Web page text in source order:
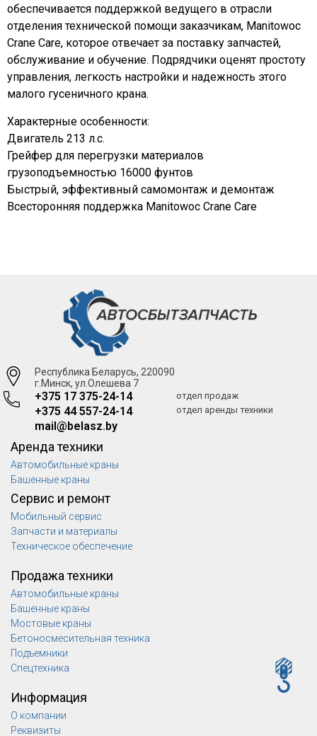
обеспечивается поддержкой ведущего в отрасли
отделения технической помощи заказчикам, Manitowoc
Crane Care, которое отвечает за поставку запчастей,
обслуживание и обучение. Подрядчики оценят простоту
управления, легкость настройки и надежность этого
малого гусеничного крана.
Характерные особенности:
Двигатель 213 л.с.
Грейфер для перегрузки материалов
грузоподъемностью 16000 фунтов
Быстрый, эффективный самомонтаж и демонтаж
Всесторонняя поддержка Manitowoc Crane Care
Республика Беларусь, 220090
г.Минск, ул.Олешева 7
+375 17 375-24-14
+375 44 557-24-14
mail@belasz.by
отдел продаж
отдел аренды техники
Аренда техники
Автомобильные краны
Башенные краны
Сервис и ремонт
Мобильный сервис
Запчасти и материалы
Техническое обеспечение
Продажа техники
Автомобильные краны
Башенные краны
Мостовые краны
Бетоносмесительная техника
Подъемники
Спецтехника
Информация
О компании
Реквизиты